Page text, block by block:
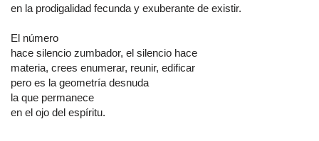
en la prodigalidad fecunda y exuberante de existir.
El número
hace silencio zumbador, el silencio hace
materia, crees enumerar, reunir, edificar
pero es la geometría desnuda
la que permanece
en el ojo del espíritu.